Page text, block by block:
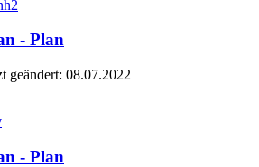
- Plan
geändert: 08.07.2022
- Plan